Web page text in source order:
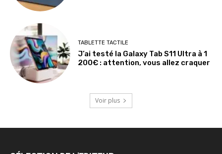
TABLETTE TACTILE
J’ai testé la Galaxy Tab S11 Ultra à 1
200€ : attention, vous allez craquer
Voir plus